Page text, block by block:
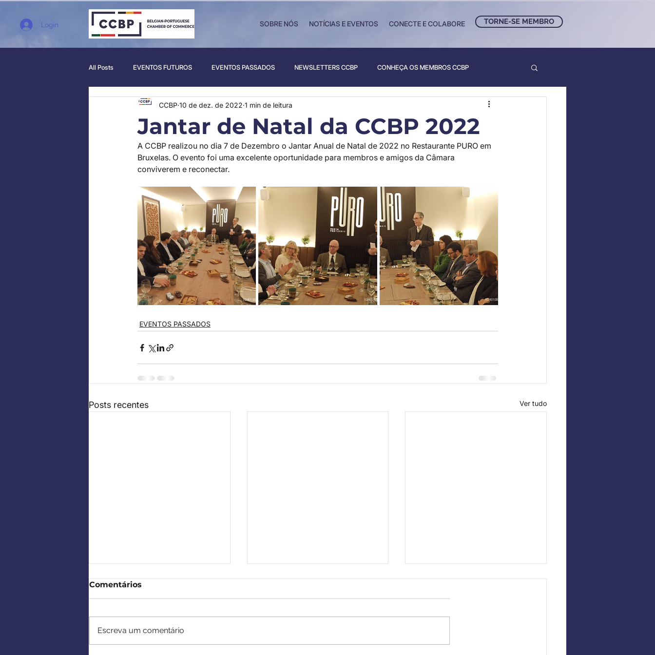
Login SOBRE NÓS NOTÍCIAS E EVENTOS CONECTE E COLABORE TORNE-SE MEMBRO
All Posts EVENTOS FUTUROS EVENTOS PASSADOS NEWSLETTERS CCBP CONHEÇA OS MEMBROS CCBP
Jantar de Natal da CCBP 2022
CCBP 10 de dez. de 2022 1 min de leitura
A CCBP realizou no dia 7 de Dezembro o Jantar Anual de Natal de 2022 no Restaurante PURO em
Bruxelas. O evento foi uma excelente oportunidade para membros e amigos da Câmara
conviverem e reconectar.
EVENTOS PASSADOS
Posts recentes Ver tudo
Comentários
Escreva um comentário